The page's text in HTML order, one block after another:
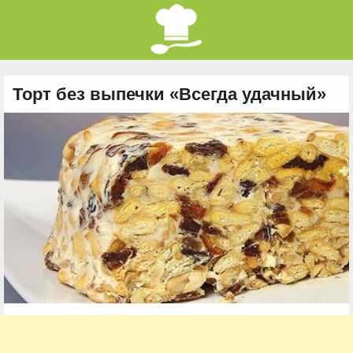
Торт без выпечки «Всегда удачный»